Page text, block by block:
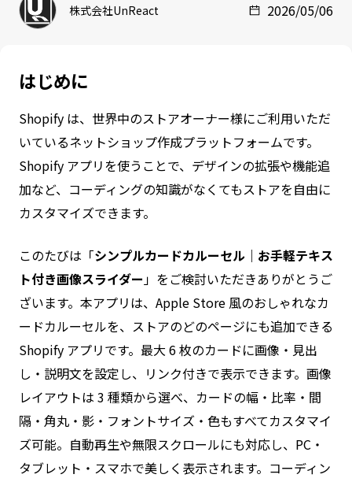
株式会社UnReact 2026/05/06
はじめに
Shopify は、世界中のストアオーナー様にご利用いただ
いているネットショップ作成プラットフォームです。
Shopify アプリを使うことで、デザインの拡張や機能追
加など、コーディングの知識がなくてもストアを自由に
カスタマイズできます。
このたびは「シンプルカードカルーセル｜お手軽テキス
ト付き画像スライダー 」をご検討いただきありがとうご
ざいます。本アプリは、Apple Store 風のおしゃれなカ
ードカルーセルを、ストアのどのページにも追加できる
Shopify アプリです。最大 6 枚のカードに画像・見出
し・説明文を設定し、リンク付きで表示できます。画像
レイアウトは 3 種類から選べ、カードの幅・比率・間
隔・角丸・影・フォントサイズ・色もすべてカスタマイ
ズ可能。自動再生や無限スクロールにも対応し、PC・
タブレット・スマホで美しく表示されます。コーディン